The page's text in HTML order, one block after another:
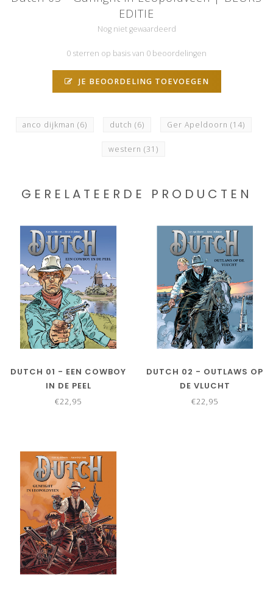
EDITIE
Nog niet gewaardeerd
0 sterren op basis van 0 beoordelingen
JE BEOORDELING TOEVOEGEN
anco dijkman (6) dutch (6) Ger Apeldoorn (14)
western (31)
GERELATEERDE PRODUCTEN
DUTCH 01 - EEN COWBOY
IN DE PEEL
€22,95
DUTCH 02 - OUTLAWS OP
DE VLUCHT
€22,95